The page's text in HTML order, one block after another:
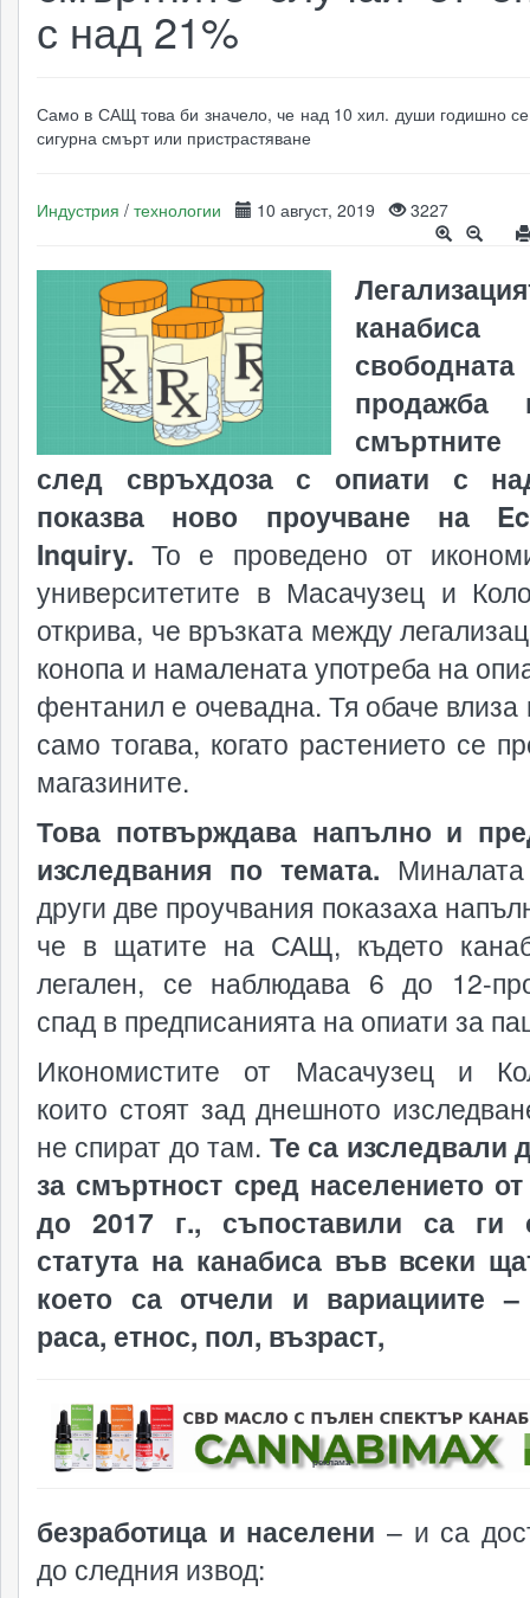
с над 21%
Само в САЩ това би значело, че над 10 хил. души годишно се
сигурна смърт или пристрастяване
Индустрия / технологии 10 август, 2019 3227
продажба
смъртните
след свръхдоза с опиати с
показва ново проучване на
Inquiry. То е проведено от
университетите в Масачузец и
открива, че връзката между
конопа и намалената употреба на
фентанил е очевадна. Тя обаче влиза
само тогава, когато растението се
магазините.
Това потвърждава напълно и
изследвания по темата.
други две проучвания показаха
че в щатите на САЩ, където
легален, се наблюдава 6 до 12-
спад в предписанията на опиати за
Икономистите от Масачузец и
които стоят зад днешното
не спират до там. Те са изследвали
за смъртност сред населението
до 2017 г., съпоставили са ги
статута на канабиса във всеки
което са отчели и вариациите –
раса, етнос, пол, възраст,
реклама
безработица и населени – и са
до следния извод: